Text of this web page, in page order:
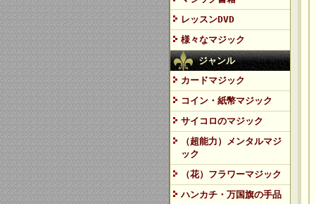
レッスンDVD
様々なマジック
ジャンル
カードマジック
コイン・紙幣マジック
サイコロのマジック
（超能力）メンタルマジ
ック
（花）フラワーマジック
ハンカチ・万国旗の手品